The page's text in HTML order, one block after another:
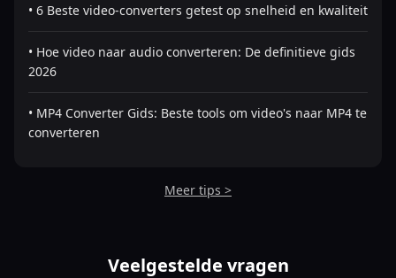
• 6 Beste video-converters getest op snelheid en kwaliteit
• Hoe video naar audio converteren: De definitieve gids
2026
• MP4 Converter Gids: Beste tools om video's naar MP4 te
converteren
Meer tips >
Veelgestelde vragen